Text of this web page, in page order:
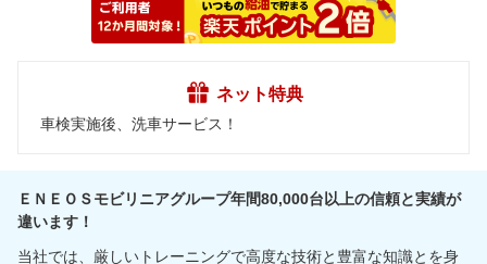
ネット特典
車検実施後、洗車サービス！
ＥＮＥＯＳモビリニアグループ年間80,000台以上の信頼と実績が
違います！
当社では、厳しいトレーニングで高度な技術と豊富な知識とを身